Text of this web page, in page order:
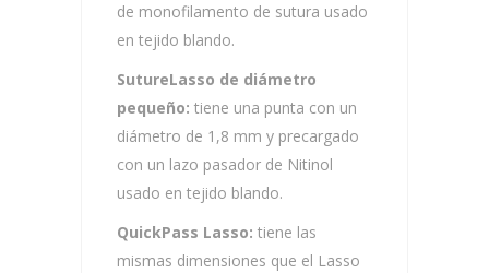
de monofilamento de sutura usado
en tejido blando.
SutureLasso de diámetro
pequeño: tiene una punta con un
diámetro de 1,8 mm y precargado
con un lazo pasador de Nitinol
usado en tejido blando.
QuickPass Lasso: tiene las
mismas dimensiones que el Lasso